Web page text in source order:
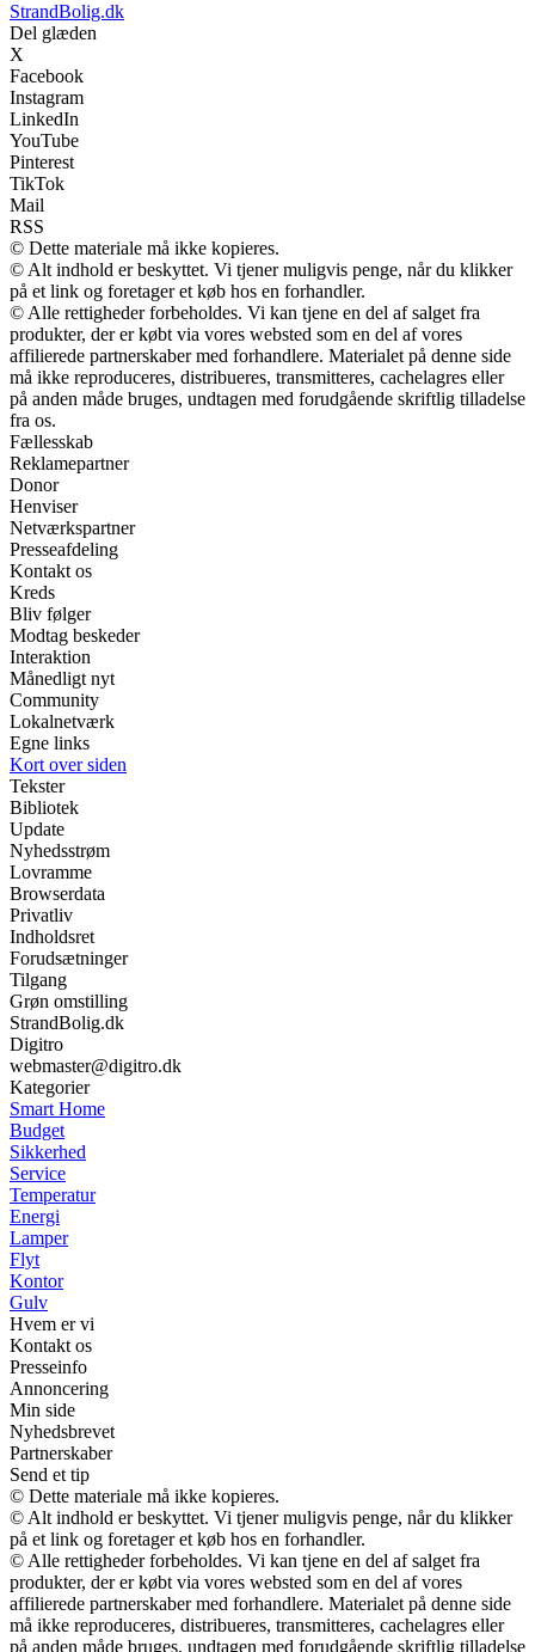
StrandBolig.dk
Del glæden
X
Facebook
Instagram
LinkedIn
YouTube
Pinterest
TikTok
Mail
RSS
© Dette materiale må ikke kopieres.
© Alt indhold er beskyttet. Vi tjener muligvis penge, når du klikker
på et link og foretager et køb hos en forhandler.
© Alle rettigheder forbeholdes. Vi kan tjene en del af salget fra
produkter, der er købt via vores websted som en del af vores
affilierede partnerskaber med forhandlere. Materialet på denne side
må ikke reproduceres, distribueres, transmitteres, cachelagres eller
på anden måde bruges, undtagen med forudgående skriftlig tilladelse
fra os.
Fællesskab
Reklamepartner
Donor
Henviser
Netværkspartner
Presseafdeling
Kontakt os
Kreds
Bliv følger
Modtag beskeder
Interaktion
Månedligt nyt
Community
Lokalnetværk
Egne links
Kort over siden
Tekster
Bibliotek
Update
Nyhedsstrøm
Lovramme
Browserdata
Privatliv
Indholdsret
Forudsætninger
Tilgang
Grøn omstilling
StrandBolig.dk
Digitro
webmaster@digitro.dk
Kategorier
Smart Home
Budget
Sikkerhed
Service
Temperatur
Energi
Lamper
Flyt
Kontor
Gulv
Hvem er vi
Kontakt os
Presseinfo
Annoncering
Min side
Nyhedsbrevet
Partnerskaber
Send et tip
© Dette materiale må ikke kopieres.
© Alt indhold er beskyttet. Vi tjener muligvis penge, når du klikker
på et link og foretager et køb hos en forhandler.
© Alle rettigheder forbeholdes. Vi kan tjene en del af salget fra
produkter, der er købt via vores websted som en del af vores
affilierede partnerskaber med forhandlere. Materialet på denne side
må ikke reproduceres, distribueres, transmitteres, cachelagres eller
på anden måde bruges, undtagen med forudgående skriftlig tilladelse